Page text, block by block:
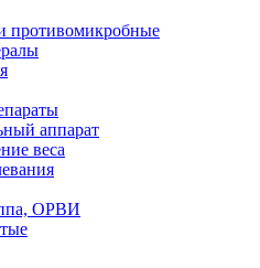
противомикробные
аппарат
веса
ОРВИ